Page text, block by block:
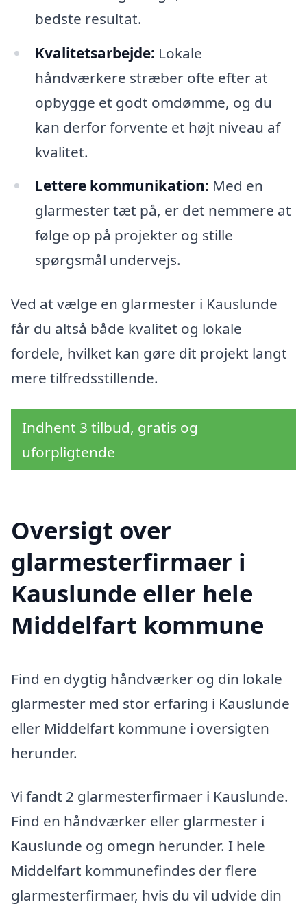
bedste resultat.
Kvalitetsarbejde: Lokale
håndværkere stræber ofte efter at
opbygge et godt omdømme, og du
kan derfor forvente et højt niveau af
kvalitet.
Lettere kommunikation: Med en
glarmester tæt på, er det nemmere at
følge op på projekter og stille
spørgsmål undervejs.
Ved at vælge en glarmester i Kauslunde
får du altså både kvalitet og lokale
fordele, hvilket kan gøre dit projekt langt
mere tilfredsstillende.
Indhent 3 tilbud, gratis og
uforpligtende
Oversigt over
glarmesterfirmaer i
Kauslunde eller hele
Middelfart kommune
Find en dygtig håndværker og din lokale
glarmester med stor erfaring i Kauslunde
eller Middelfart kommune i oversigten
herunder.
Vi fandt 2 glarmesterfirmaer i Kauslunde.
Find en håndværker eller glarmester i
Kauslunde og omegn herunder. I hele
Middelfart kommunefindes der flere
glarmesterfirmaer, hvis du vil udvide din